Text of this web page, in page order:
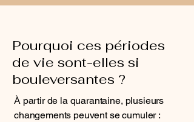
Pourquoi ces périodes
de vie sont-elles si
bouleversantes ?
À partir de la quarantaine, plusieurs
changements peuvent se cumuler :